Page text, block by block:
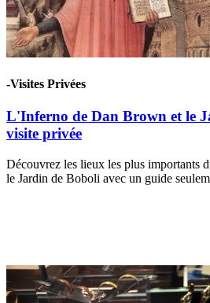
-Visites Privées
L'Inferno de Dan Brown et le
visite privée
Découvrez les lieux les plus importants
le Jardin de Boboli avec un guide